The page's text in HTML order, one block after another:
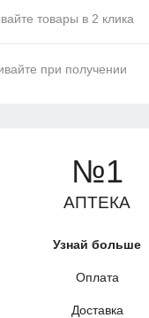
товары в 2 клика
при получении
№1
АПТЕКА
Узнай больше
Оплата
Доставка